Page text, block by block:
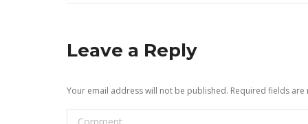
Leave a Reply
Your email address will not be published. Required fields are
Comment